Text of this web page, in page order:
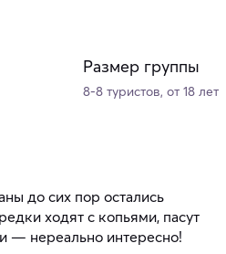
Размер группы
8-8 туристов, от 18 лет
до сих пор остались
ходят с копьями, пасут
— нереально интересно!